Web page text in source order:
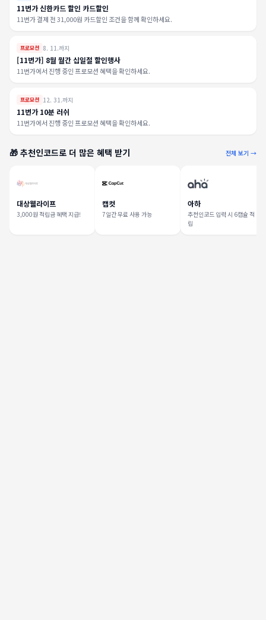
11번가 신한카드 할인 카드할인
11번가 결제 전 31,000원 카드할인 조건을 함께 확인하세요.
프로모션 8. 11.까지
[11번가] 8월 월간 십일절 할인행사
11번가에서 진행 중인 프로모션 혜택을 확인하세요.
프로모션 12. 31.까지
11번가 10분 러쉬
11번가에서 진행 중인 프로모션 혜택을 확인하세요.
🎁 추천인코드로 더 많은 혜택 받기 전체 보기 →
대상웰라이프
3,000원 적립금 혜택 지급!
캡컷
7일간 무료 사용 가능
아하
추천인코드 입력 시 6캡슐 적
립